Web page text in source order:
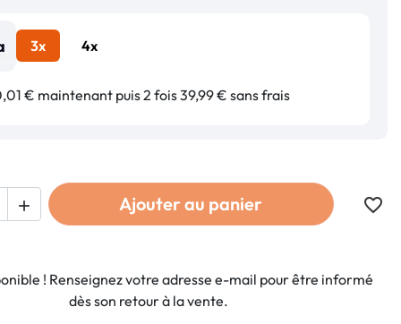
3x 4x
€ maintenant puis 2 fois 39,99 € sans frais
 Ajouter au panier favorite_border
! Renseignez votre adresse e-mail pour être informé
dès son retour à la vente.